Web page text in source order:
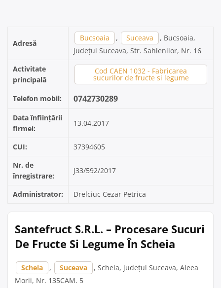
Adresă
Bucsoaia , Suceava
, Bucsoaia,
județul Suceava, Str. Sahlenilor, Nr. 16
Activitate
principală
Cod CAEN 1032 - Fabricarea
sucurilor de fructe si legume
Telefon mobil: 0742730289
Data înființării
firmei:
13.04.2017
CUI:
37394605
Nr. de
înregistrare:
J33/592/2017
Administrator: Drelciuc Cezar Petrica
Santefruct S.R.L. – Procesare Sucuri
De Fructe Si Legume În Scheia
Scheia , Suceava
, Scheia, județul Suceava, Aleea
Morii, Nr. 135CAM. 5